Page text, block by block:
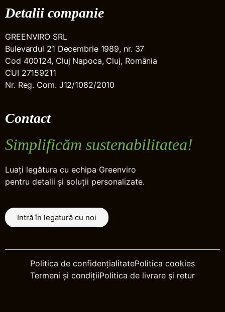
Detalii companie
GREENVIRO SRL
Bulevardul 21 Decembrie 1989, nr. 37
Cod 400124, Cluj Napoca, Cluj, România
CUI 27159211
Nr. Reg. Com. J12/1082/2010
Contact
Simplificăm sustenabilitatea!
Luați legătura cu echipa Greenviro
pentru detalii și soluții personalizate.
Intră în legatură cu noi
Politica de confidențialitatePolitica cookies
Termeni și condițiiPolitica de livrare și retur